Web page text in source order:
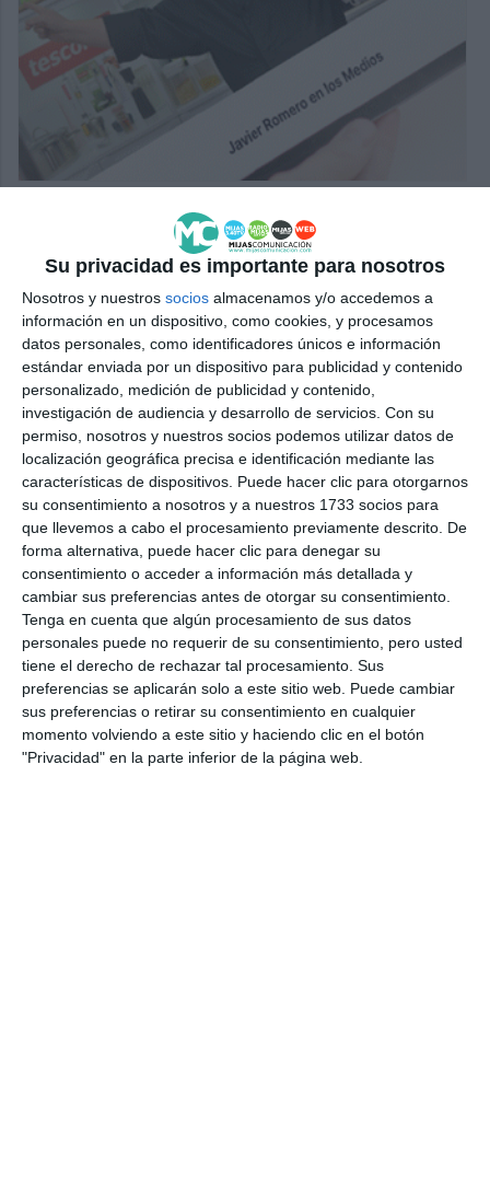
Su privacidad es importante para nosotros
Nosotros y nuestros socios almacenamos y/o accedemos a
información en un dispositivo, como cookies, y procesamos
datos personales, como identificadores únicos e información
estándar enviada por un dispositivo para publicidad y contenido
personalizado, medición de publicidad y contenido,
investigación de audiencia y desarrollo de servicios. Con su
permiso, nosotros y nuestros socios podemos utilizar datos de
localización geográfica precisa e identificación mediante las
características de dispositivos. Puede hacer clic para otorgarnos
su consentimiento a nosotros y a nuestros 1733 socios para
que llevemos a cabo el procesamiento previamente descrito. De
forma alternativa, puede hacer clic para denegar su
consentimiento o acceder a información más detallada y
cambiar sus preferencias antes de otorgar su consentimiento.
Tenga en cuenta que algún procesamiento de sus datos
personales puede no requerir de su consentimiento, pero usted
tiene el derecho de rechazar tal procesamiento. Sus
preferencias se aplicarán solo a este sitio web. Puede cambiar
sus preferencias o retirar su consentimiento en cualquier
momento volviendo a este sitio y haciendo clic en el botón
"Privacidad" en la parte inferior de la página web.